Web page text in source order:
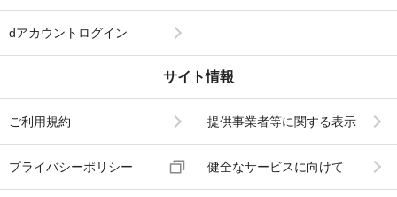
dアカウントログイン
サイト情報
ご利用規約 提供事業者等に関する表示
プライバシーポリシー 健全なサービスに向けて